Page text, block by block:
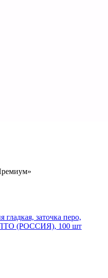
заточка перо,
ПТО (РОССИЯ), 100 шт